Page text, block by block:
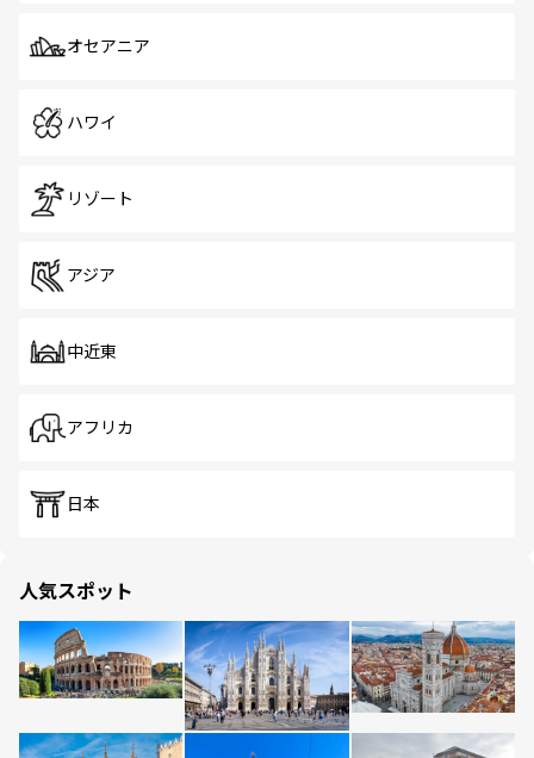
オセアニア
ハワイ
リゾート
アジア
中近東
アフリカ
日本
人気スポット